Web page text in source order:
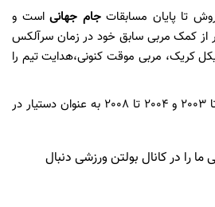
تا پایان مسابقاتجام جهانیاست و
از کمک مربی سابق خود در زمان سرآلکس
کریک، مربی موقت کنونی،‌هدایت تیم را
کی‌روش در سال‌های 2002 تا 2003 و 2004 تا 2008 به عنوان دستیار در
را در کانال بولتن ورزشی دنبال